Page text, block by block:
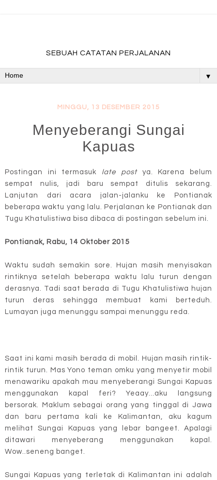
SEBUAH CATATAN PERJALANAN
▼
MINGGU, 13 DESEMBER 2015
Menyeberangi Sungai
Kapuas
Postingan ini termasuk late postya. Karena belum
sempat nulis, jadi baru sempat ditulis sekarang.
Lanjutan dari acara jalan-jalanku ke Pontianak
beberapa waktu yang lalu. Perjalanan ke Pontianak dan
Tugu Khatulistiwa bisa dibaca di postingan sebelum ini.
Pontianak, Rabu, 14 Oktober 2015
Waktu sudah semakin sore. Hujan masih menyisakan
rintiknya setelah beberapa waktu lalu turun dengan
derasnya. Tadi saat berada di Tugu Khatulistiwa hujan
turun deras sehingga membuat kami berteduh.
Lumayan juga menunggu sampai menunggu reda.
Saat ini kami masih berada di mobil. Hujan masih rintik-
rintik turun. Mas Yono teman omku yang menyetir mobil
menawariku apakah mau menyeberangi Sungai Kapuas
menggunakan kapal feri? Yeaay...aku langsung
bersorak. Maklum sebagai orang yang tinggal di Jawa
dan baru pertama kali ke Kalimantan, aku kagum
melihat Sungai Kapuas yang lebar bangeet. Apalagi
ditawari menyeberang menggunakan kapal.
Wow..seneng banget.
Sungai Kapuas yang terletak di Kalimantan ini adalah